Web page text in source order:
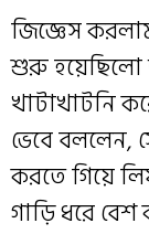
জিজ্ঞেস
শুরু
খাটাখাটনি
ভেবে বললেন,
করতে গিয়ে
গাড়ি ধরে